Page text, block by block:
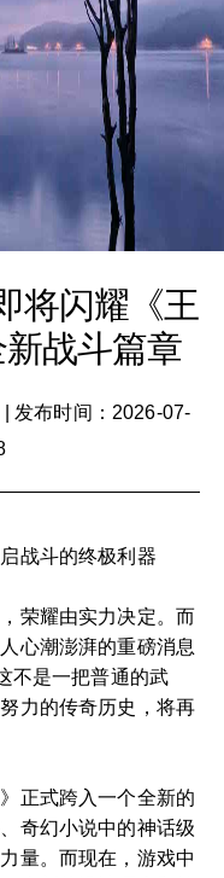
将闪耀《王
战斗篇章
发布时间：2026-07-
战斗的终极利器
荣耀由实力决定。而
心潮澎湃的重磅消息
不是一把普通的武
力的传奇历史，将再
正式跨入一个全新的
奇幻小说中的神话级
量。而现在，游戏中